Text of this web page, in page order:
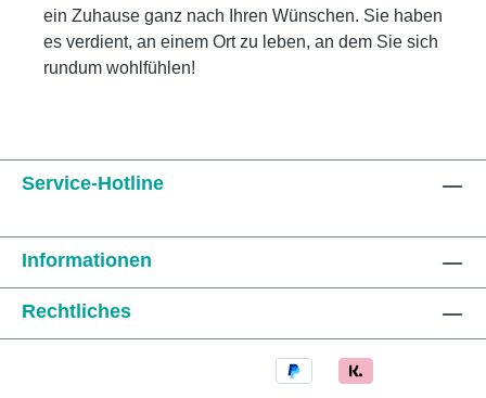
ein Zuhause ganz nach Ihren Wünschen. Sie haben
es verdient, an einem Ort zu leben, an dem Sie sich
rundum wohlfühlen!
Service-Hotline
Informationen
Rechtliches